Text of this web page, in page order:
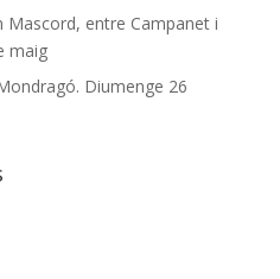
Mascord, entre Campanet i
maig
Diumenge 26